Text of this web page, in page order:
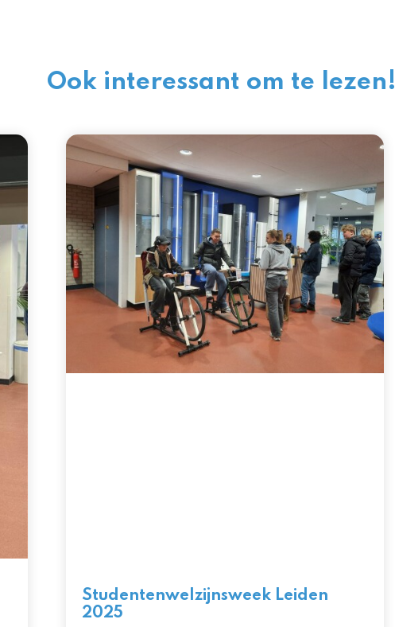
Ook interessant om te lezen!
Studentenwelzijnsweek Leiden
2025